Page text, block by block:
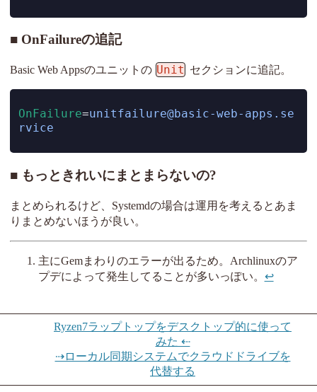
OnFailureの追記
Basic Web Appsのユニットの Unit セクションに追記。
OnFailure=unitfailure@basic-web-apps.se
rvice
もっときれいにまとまらないの?
まとめられるけど、Systemdの場合は運用を考えるとあま
りまとめないほうが良い。
主にGemまわりのエラーが出るため。Archlinuxのア
プデによって発生してることが多いっぽい。 ↩︎
Ryzen7ラップトップをデスクトップ的に使って
みた ⇠
⇢ローカル同期システムでクラウドドライブを
代替する